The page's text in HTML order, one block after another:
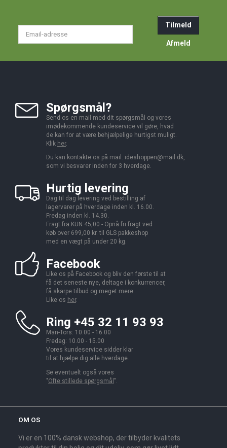
Tilmeld
Afmeld
Spørgsmål?
Send os en mail med dit spørgsmål og vores
imødekommende kundeservice vil gøre, hvad
de kan for at være behjælpelige hurtigst muligt.
Klik her.
Du kan kontakte os på mail: ideshoppen@mail.dk,
som vi besvarer inden for 3 hverdage.
Hurtig levering
Dag til dag levering ved bestilling af
lagervarer på hverdage inden kl. 16.00.
Fredag inden kl. 14.30.
Fragt fra KUN 45,00 - Opnå fri fragt ved
køb over 699,00 kr. til GLS pakkeshop
med en vægt på under 20 kg.
Facebook
Like os på Facebook og bliv den første til at
få det seneste nye, deltage i konkurrencer,
få skarpe tilbud og meget mere.
Like os her.
Ring +45 32 11 93 93
Man-Tors: 10.00 - 16.00
Fredag: 10.00 - 15.00
Vores kundeservice sidder klar
til at hjælpe dig alle hverdage.
Se eventuelt også vores
"Ofte stillede spørgsmål ".
OM OS
Vi er en 100% dansk webshop, der tilbyder kvalitets